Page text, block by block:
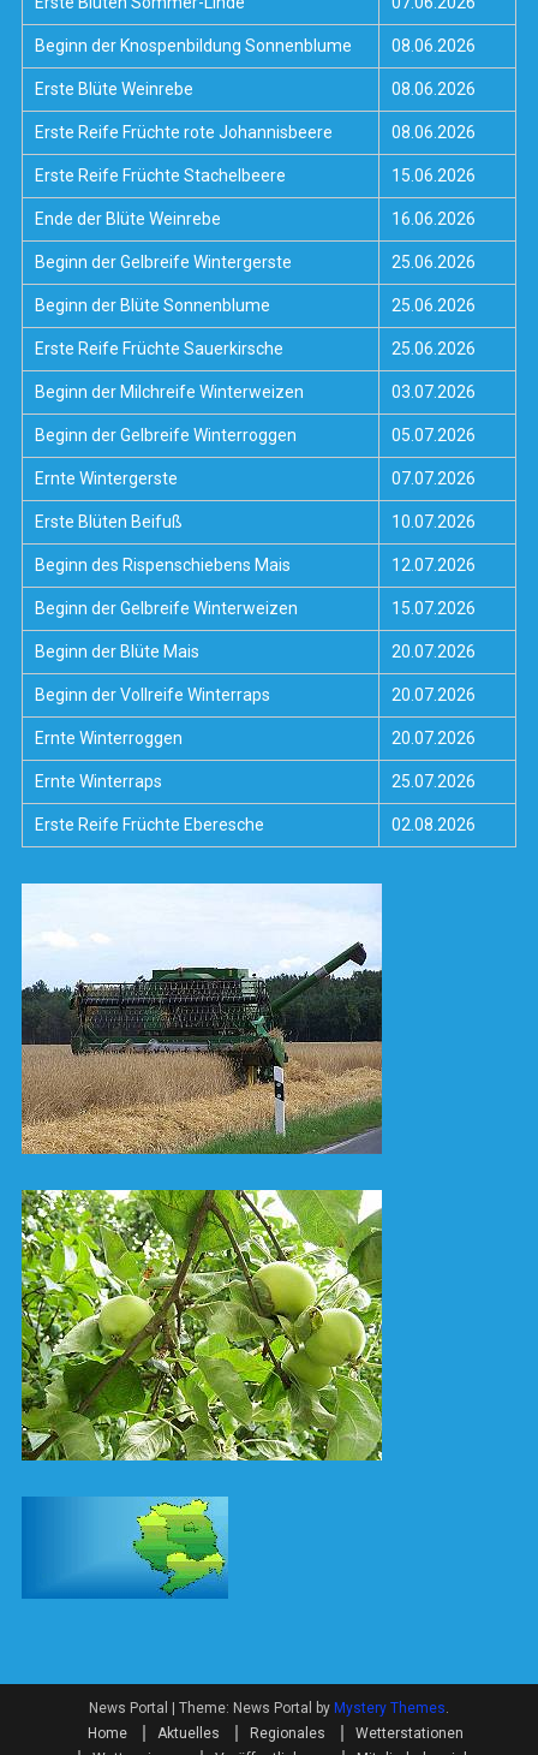
Beginn der Knospenbildung Sonnenblume 08.06.2026
Erste Blüte Weinrebe 08.06.2026
Erste Reife Früchte rote Johannisbeere 08.06.2026
Erste Reife Früchte Stachelbeere 15.06.2026
Ende der Blüte Weinrebe 16.06.2026
Beginn der Gelbreife Wintergerste 25.06.2026
Beginn der Blüte Sonnenblume 25.06.2026
Erste Reife Früchte Sauerkirsche 25.06.2026
Beginn der Milchreife Winterweizen 03.07.2026
Beginn der Gelbreife Winterroggen 05.07.2026
Ernte Wintergerste 07.07.2026
Erste Blüten Beifuß 10.07.2026
Beginn des Rispenschiebens Mais 12.07.2026
Beginn der Gelbreife Winterweizen 15.07.2026
Beginn der Blüte Mais 20.07.2026
Beginn der Vollreife Winterraps 20.07.2026
Ernte Winterroggen 20.07.2026
Ernte Winterraps 25.07.2026
Erste Reife Früchte Eberesche 02.08.2026
News Portal Theme: News Portal by Mystery Themes.
Home
Aktuelles Regionales
Wetterstationen